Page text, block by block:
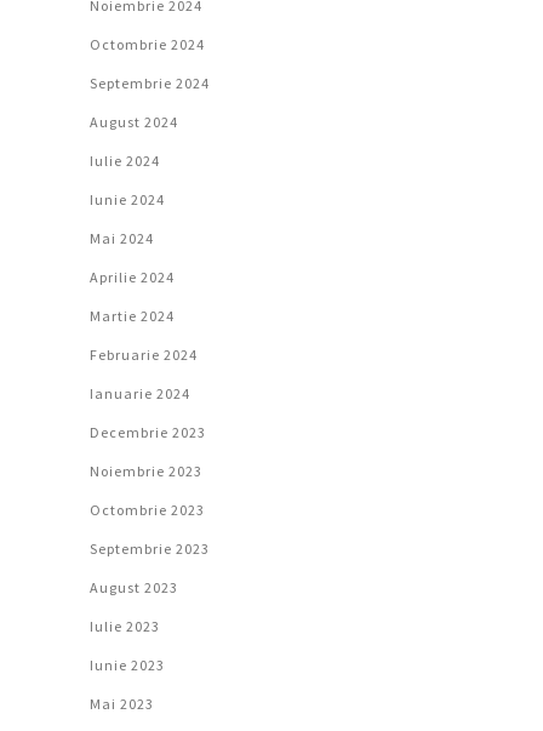
Noiembrie 2024
Octombrie 2024
Septembrie 2024
August 2024
Iulie 2024
Iunie 2024
Mai 2024
Aprilie 2024
Martie 2024
Februarie 2024
Ianuarie 2024
Decembrie 2023
Noiembrie 2023
Octombrie 2023
Septembrie 2023
August 2023
Iulie 2023
Iunie 2023
Mai 2023